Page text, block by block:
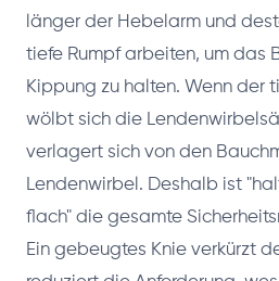
länger der Hebelarm und
tiefe Rumpf arbeiten, um das
Kippung zu halten. Wenn der
wölbt sich die
verlagert sich von den
Lendenwirbel. Deshalb ist
flach" die gesamte
Ein gebeugtes Knie verkürzt